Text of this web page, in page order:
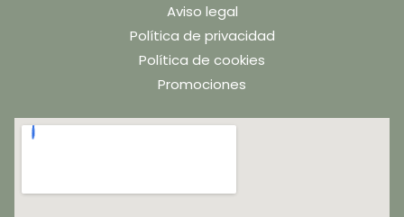
Aviso legal
Política de privacidad
Política de cookies
Promociones